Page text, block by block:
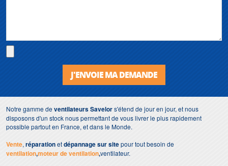
J'ENVOIE MA DEMANDE
Notre gamme deventilateursSavelors'étend de jour en jour, et nous
disposons d'un stock nous permettant de vous livrer le plus rapidement
possible partout en France, et dans le Monde.
Vente, réparationetdépannage sur sitepour tout besoin de
ventilation,moteur de ventilation,ventilateur.